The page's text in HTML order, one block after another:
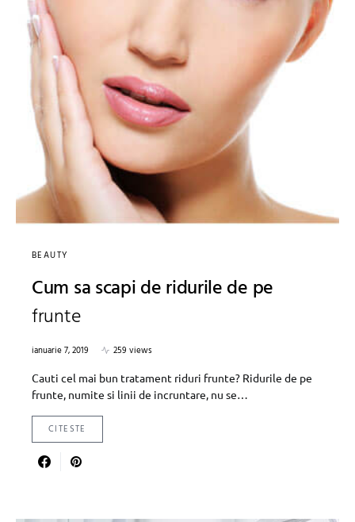
BEAUTY
Cum sa scapi de ridurile de pe
frunte
ianuarie 7, 2019
259 views
Cauti cel mai bun tratament riduri frunte? Ridurile de pe
frunte, numite si linii de incruntare, nu se…
CITESTE